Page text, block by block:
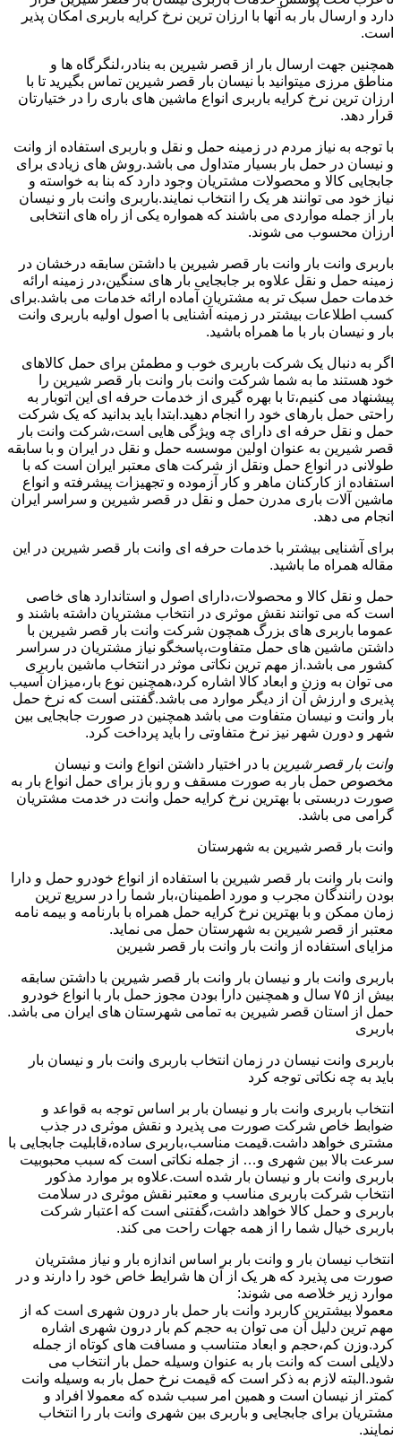
دارد و ارسال بار به آنها با ارزان ترین نرخ کرایه باربری امکان پذیر
است.
همچنین جهت ارسال بار از قصر شیرین به بنادر،لنگرگاه ها و
مناطق مرزی میتوانید با نیسان بار قصر شیرین تماس بگیرید تا با
ارزان ترین نرخ کرایه باربری انواع ماشین های باری را در ختیارتان
قرار دهد.
با توجه به نیاز مردم در زمینه حمل و نقل و باربری استفاده از وانت
و نیسان در حمل بار بسیار متداول می باشد.روش های زیادی برای
جابجایی کالا و محصولات مشتریان وجود دارد که بنا به خواسته و
نیاز خود می توانند هر یک را انتخاب نمایند.باربری وانت بار و نیسان
بار از جمله مواردی می باشند که همواره یکی از راه های انتخابی
ارزان محسوب می شوند.
باربری وانت بار وانت بار قصر شیرین با داشتن سابقه درخشان در
زمینه حمل و نقل علاوه بر جابجایی بار های سنگین،در زمینه ارائه
خدمات حمل سبک تر به مشتریان آماده ارائه خدمات می باشد.برای
کسب اطلاعات بیشتر در زمینه آشنایی با اصول اولیه باربری وانت
بار و نیسان بار با ما همراه باشید.
اگر به دنبال یک شرکت باربری خوب و مطمئن برای حمل کالاهای
خود هستند ما به شما شرکت وانت بار وانت بار قصر شیرین را
پیشنهاد می کنیم،تا با بهره گیری از خدمات حرفه ای این اتوبار به
راحتی حمل بارهای خود را انجام دهید.ابتدا باید بدانید که یک شرکت
حمل و نقل حرفه ای دارای چه ویژگی هایی است،شرکت وانت بار
قصر شیرین به عنوان اولین موسسه حمل و نقل در ایران و با سابقه
طولانی در انواع حمل ونقل از شرکت های معتبر ایران است که با
استفاده از کارکنان ماهر و کار آزموده و تجهیزات پیشرفته و انواع
ماشین آلات باری مدرن حمل و نقل در قصر شیرین و سراسر ایران
انجام می دهد.
برای آشنایی بیشتر با خدمات حرفه ای وانت بار قصر شیرین در این
مقاله همراه ما باشید.
حمل و نقل کالا و محصولات،دارای اصول و استاندارد های خاصی
است که می توانند نقش موثری در انتخاب مشتریان داشته باشند و
عموما باربری های بزرگ همچون شرکت وانت بار قصر شیرین با
داشتن ماشین های حمل متفاوت،پاسخگو نیاز مشتریان در سراسر
کشور می باشد.از مهم ترین نکاتی موثر در انتخاب ماشین باربری
می توان به وزن و ابعاد کالا اشاره کرد،همچنین نوع بار،میزان آسیب
پذیری و ارزش آن از دیگر موارد می باشد.گفتنی است که نرخ حمل
بار وانت و نیسان متفاوت می باشد همچنین در صورت جابجایی بین
شهر و دورن شهر نیز نرخ متفاوتی را باید پرداخت کرد.
وانت بار قصر شیرین با در اختیار داشتن انواع وانت و نیسان
مخصوص حمل بار به صورت مسقف و رو باز برای حمل انواع بار به
صورت دربستی با بهترین نرخ کرایه حمل وانت در خدمت مشتریان
گرامی می باشد.
وانت بار قصر شیرین به شهرستان
وانت بار وانت بار قصر شیرین با استفاده از انواع خودرو حمل و دارا
بودن رانندگان مجرب و مورد اطمینان،بار شما را در سریع ترین
زمان ممکن و با بهترین نرخ کرایه حمل همراه با بارنامه و بیمه نامه
معتبر از قصر شیرین به شهرستان حمل می نماید.
مزایای استفاده از وانت بار وانت بار قصر شیرین
باربری وانت بار و نیسان بار وانت بار قصر شیرین با داشتن سابقه
بیش از ۷۵ سال و همچنین دارا بودن مجوز حمل بار با انواع خودرو
حمل از استان قصر شیرین به تمامی شهرستان های ایران می باشد.
باربری
باربری وانت نیسان در زمان انتخاب باربری وانت بار و نیسان بار
باید به چه نکاتی توجه کرد
انتخاب باربری وانت بار و نیسان بار بر اساس توجه به قواعد و
ضوابط خاص شرکت صورت می پذیرد و نقش موثری در جذب
مشتری خواهد داشت.قیمت مناسب،باربری ساده،قابلیت جابجایی با
سرعت بالا بین شهری و… از جمله نکاتی است که سبب محبوبیت
باربری وانت بار و نیسان بار شده است.علاوه بر موارد مذکور
انتخاب شرکت باربری مناسب و معتبر نقش موثری در سلامت
باربری و حمل کالا خواهد داشت،گفتنی است که اعتبار شرکت
باربری خیال شما را از همه جهات راحت می کند.
انتخاب نیسان بار و وانت بار بر اساس اندازه بار و نیاز مشتریان
صورت می پذیرد که هر یک از آن ها شرایط خاص خود را دارند و در
موارد زیر خلاصه می شوند:
معمولا بیشترین کاربرد وانت بار حمل بار درون شهری است که از
مهم ترین دلیل آن می توان به حجم کم بار درون شهری اشاره
کرد.وزن کم،حجم و ابعاد متناسب و مسافت های کوتاه از جمله
دلایلی است که وانت بار به عنوان وسیله حمل بار انتخاب می
شود.البته لازم به ذکر است که قیمت نرخ حمل بار به وسیله وانت
کمتر از نیسان است و همین امر سبب شده که معمولا افراد و
مشتریان برای جابجایی و باربری بین شهری وانت بار را انتخاب
نمایند.